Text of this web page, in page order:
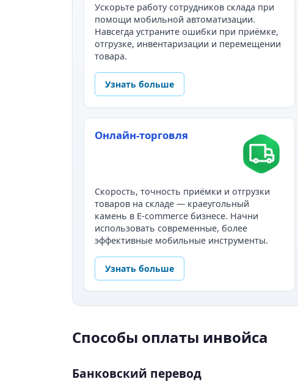
Ускорьте работу сотрудников склада при
помощи мобильной автоматизации.
Навсегда устраните ошибки при приёмке,
отгрузке, инвентаризации и перемещении
товара.
Узнать больше
Онлайн-торговля
Скорость, точность приёмки и отгрузки
товаров на складе — краеугольный
камень в E-commerce бизнесе. Начни
использовать современные, более
эффективные мобильные инструменты.
Узнать больше
Способы оплаты инвойса
Банковский перевод